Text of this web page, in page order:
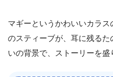
マギーというかわいいカラ
のスティーブが、耳に残る
いの背景で、ストーリーを盛